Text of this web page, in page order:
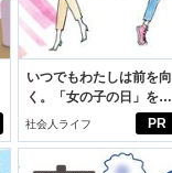
PR
いつでもわたしは前を向
く。「女の子の日」を前
向きに♪社会人エリ・大
社会人ライフ